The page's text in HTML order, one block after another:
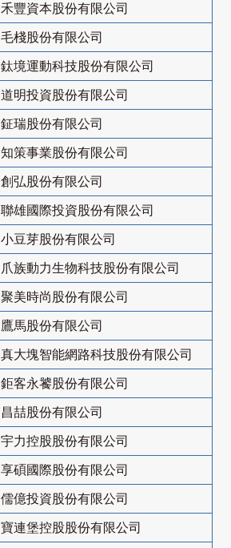
禾豐資本股份有限公司
毛棧股份有限公司
鈦境運動科技股份有限公司
道明投資股份有限公司
鉦瑞股份有限公司
知策事業股份有限公司
創弘股份有限公司
聯雄國際投資股份有限公司
小豆芽股份有限公司
爪族動力生物科技股份有限公司
聚美時尚股份有限公司
鷹馬股份有限公司
真大塊智能網路科技股份有限公司
鉅客永饕股份有限公司
昌喆股份有限公司
宇力控股股份有限公司
享碩國際股份有限公司
儒億投資股份有限公司
寶連堡控股股份有限公司